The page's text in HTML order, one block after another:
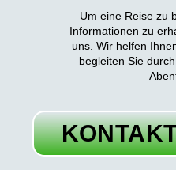
Um eine Reise zu
Informationen zu
uns. Wir helfen
begleiten Sie